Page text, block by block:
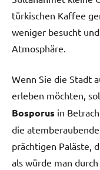
türkischen Kaffee
weniger besucht
Atmosphäre.
Wenn Sie die Stadt
erleben möchten,
Bosporus in
die
prächtigen Paläste,
als würde man